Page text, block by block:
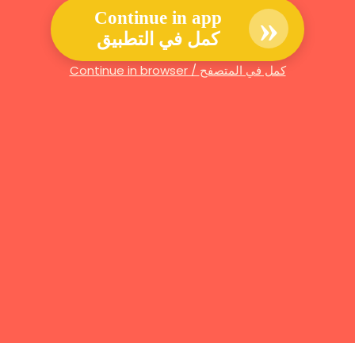
Continue in app
كمل في التطبيق
»
Continue in browser / كمل في المتصفح